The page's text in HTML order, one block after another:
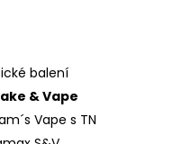
balení
& Vape
Vape s TN